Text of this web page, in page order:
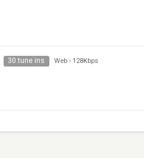
30 tune ins Web - 128Kbps